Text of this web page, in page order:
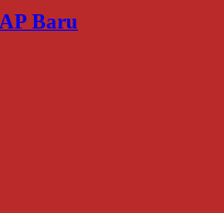
Baru